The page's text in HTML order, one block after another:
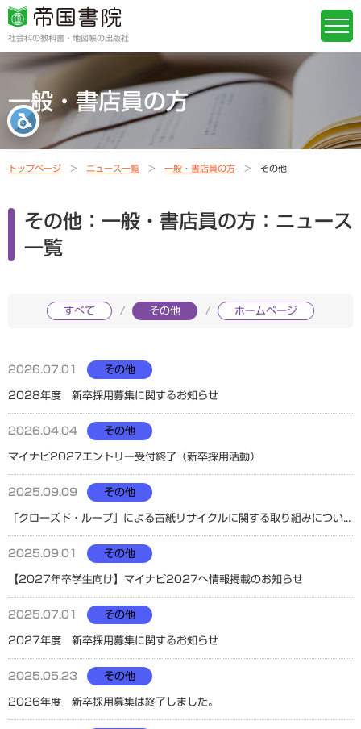
社会科の教科書・地図帳の出版社
一般・書店員の方
トップページ ニュース一覧 一般・書店員の方 その他
その他：一般・書店員の方：ニュース
一覧
すべて その他 ホームページ
2026.07.01 その他
2028年度 新卒採用募集に関するお知らせ
2026.04.04 その他
マイナビ2027エントリー受付終了（新卒採用活動）
2025.09.09 その他
「クローズド・ループ」による古紙リサイクルに関する取り組みについて
2025.09.01 その他
【2027年卒学生向け】マイナビ2027へ情報掲載のお知らせ
2025.07.01 その他
2027年度 新卒採用募集に関するお知らせ
2025.05.23 その他
2026年度 新卒採用募集は終了しました。